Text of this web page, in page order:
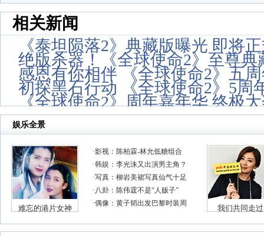
相关新闻
《泰坦陨落2》典藏版曝光 即将
绝版杀器！《全球使命2》至尊典
感恩有你相伴 《全球使命2》五
初探黑石行动 《全球使命2》5周
《全球使命2》周年嘉年华 终极